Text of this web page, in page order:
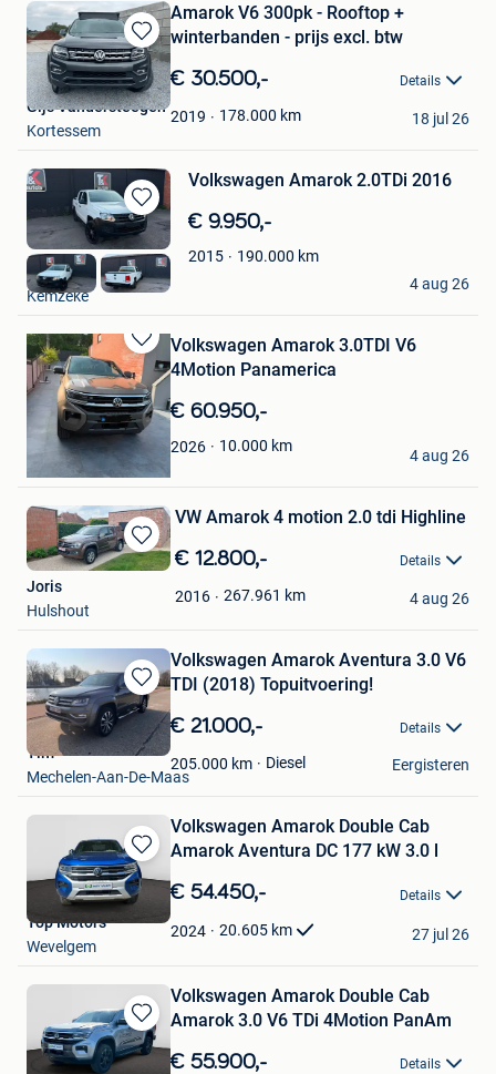
Bewaren
in
Mijn
Favorieten
Amarok V6 300pk - Rooftop +
winterbanden - prijs excl. btw
€ 30.500,- Details
2019 178.000 km
Gijs Vandersteegen
Kortessem
18 jul 26
Bewaren
in
Mijn
Favorieten
Volkswagen Amarok 2.0TDi 2016
€ 9.950,-
2015 190.000 km
Tim
Kemzeke
4 aug 26
Bewaren
in
Mijn
Favorieten
Volkswagen Amarok 3.0TDI V6
4Motion Panamerica
€ 60.950,-
2026 10.000 km
Jackk
Olloy-Sur-Viroin
4 aug 26
Bewaren
in
VW Amarok 4 motion 2.0 tdi Highline
€ 12.800,- Details
2016 267.961 km
Joris
Hulshout
4 aug 26
Bewaren
in
Mijn
Favorieten
Volkswagen Amarok Aventura 3.0 V6
TDI (2018) Topuitvoering!
€ 21.000,- Details
205.000 km Diesel
Tim
Mechelen-Aan-De-Maas
Eergisteren
Bewaren
in
Mijn
Favorieten
Volkswagen Amarok Double Cab
Amarok Aventura DC 177 kW 3.0 l
€ 54.450,- Details
2024 20.605 km
Top Motors
Wevelgem
27 jul 26
Bewaren
in
Volkswagen Amarok Double Cab
Amarok 3.0 V6 TDi 4Motion PanAm
€ 55.900,- Details